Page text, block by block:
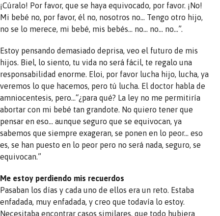
¡Cúralo! Por favor, que se haya equivocado, por favor. ¡No!
Mi bebé no, por favor, él no, nosotros no… Tengo otro hijo,
no se lo merece, mi bebé, mis bebés… no… no… no…”.
Estoy pensando demasiado deprisa, veo el futuro de mis
hijos. Biel, lo siento, tu vida no será fácil, te regalo una
responsabilidad enorme. Eloi, por favor lucha hijo, lucha, ya
veremos lo que hacemos, pero tú lucha. El doctor habla de
amniocentesis, pero…“¿para qué? La ley no me permitiría
abortar con mi bebé tan grandote. No quiero tener que
pensar en eso… aunque seguro que se equivocan, ya
sabemos que siempre exageran, se ponen en lo peor… eso
es, se han puesto en lo peor pero no será nada, seguro, se
equivocan.”
Me estoy perdiendo mis recuerdos
Pasaban los días y cada uno de ellos era un reto. Estaba
enfadada, muy enfadada, y creo que todavía lo estoy.
Necesitaba encontrar casos similares, que todo hubiera